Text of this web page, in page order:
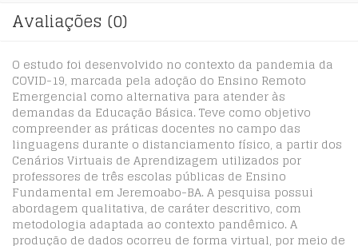
Avaliações (0)
O estudo foi desenvolvido no contexto da pandemia da
COVID-19, marcada pela adoção do Ensino Remoto
Emergencial como alternativa para atender às
demandas da Educação Básica. Teve como objetivo
compreender as práticas docentes no campo das
linguagens durante o distanciamento físico, a partir dos
Cenários Virtuais de Aprendizagem utilizados por
professores de três escolas públicas de Ensino
Fundamental em Jeremoabo-BA. A pesquisa possui
abordagem qualitativa, de caráter descritivo, com
metodologia adaptada ao contexto pandêmico. A
produção de dados ocorreu de forma virtual, por meio de